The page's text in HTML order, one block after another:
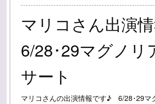
マリコさん出演情
6/28･29マグノリ
サート
マリコさんの出演情報です♪ 6/28･29マ